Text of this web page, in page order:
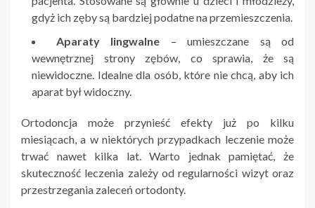
gdyż ich zęby są bardziej podatne na przemieszczenia.
Aparaty lingwalne – umieszczane są od
wewnętrznej strony zębów, co sprawia, że są
niewidoczne. Idealne dla osób, które nie chcą, aby ich
aparat był widoczny.
Ortodoncja może przynieść efekty już po kilku
miesiącach, a w niektórych przypadkach leczenie może
trwać nawet kilka lat. Warto jednak pamiętać, że
skuteczność leczenia zależy od regularności wizyt oraz
przestrzegania zaleceń ortodonty.